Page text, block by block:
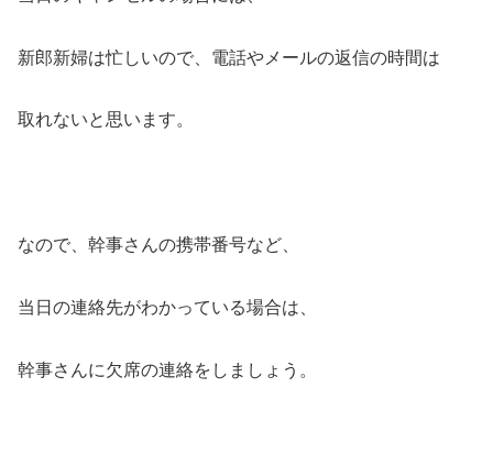
新郎新婦は忙しいので、電話やメールの返信の時間は
取れないと思います。
なので、幹事さんの携帯番号など、
当日の連絡先がわかっている場合は、
幹事さんに欠席の連絡をしましょう。